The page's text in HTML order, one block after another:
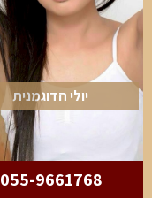
יולי הדוגמנית
055-9661768